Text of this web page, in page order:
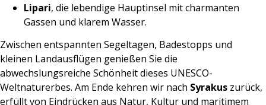
Lipari, die lebendige Hauptinsel mit charmanten
Gassen und klarem Wasser.
Zwischen entspannten Segeltagen, Badestopps und
kleinen Landausflügen genießen Sie die
abwechslungsreiche Schönheit dieses UNESCO-
Weltnaturerbes. Am Ende kehren wir nach Syrakus zurück,
erfüllt von Eindrücken aus Natur, Kultur und maritimem